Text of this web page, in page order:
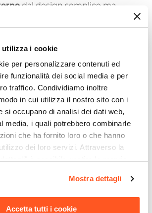
i cookie
per personalizzare contenuti ed
funzionalità dei social media e per
traffico. Condividiamo inoltre
in cui utilizza il nostro sito con i
si occupano di analisi dei dati web,
media, i quali potrebbero combinarle
che ha fornito loro o che hanno
dei loro servizi. Attraverso la
informazioni si invita a leggere la
Mostra dettagli
Accetta tutti i cookie
dal design semplice ma
in laminato bianco lucido fornito
e maniglie cromate.
sta proprio nella dichiarata
mosse, infatti, questo mobile
stendino
estraibile.
il nostro stile di vita e le
La creatività si fa spazio anche in
si unisce alla praticità.